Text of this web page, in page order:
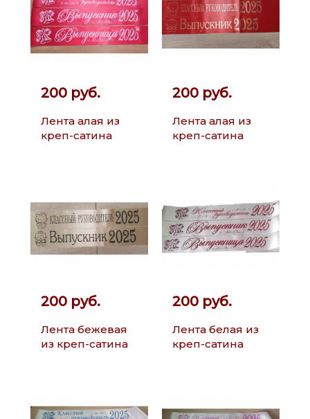
200 руб.
Лента алая из
креп-сатина
200 руб.
Лента алая из
креп-сатина
200 руб.
Лента бежевая
из креп-сатина
200 руб.
Лента белая из
креп-сатина